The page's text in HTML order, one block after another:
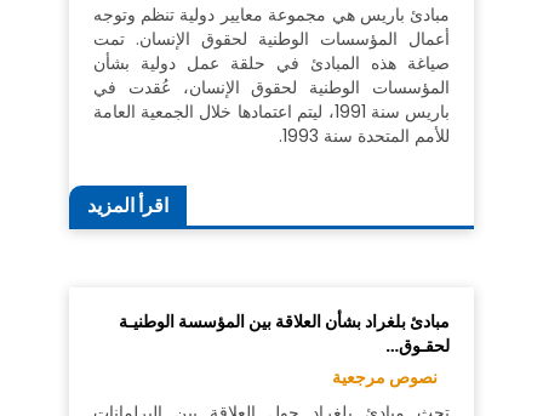
مبادئ باريس هي مجموعة معايير دولية تنظم وتوجه
أعمال المؤسسات الوطنية لحقوق الإنسان. تمت
صياغة هذه المبادئ في حلقة عمل دولية بشأن
المؤسسات الوطنية لحقوق الإنسان، عُقدت في
باريس سنة 1991، ليتم اعتمادها خلال الجمعية العامة
للأمم المتحدة سنة 1993.
اقرأ المزيد
مبادئ بلغراد بشأن العلاقة بين المؤسسة الوطنيـة
لحقـوق…
نصوص مرجعية